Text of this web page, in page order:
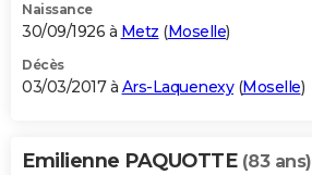
Naissance
30/09/1926 à Metz (Moselle)
Décès
03/03/2017 à Ars-Laquenexy(Moselle)
Emilienne PAQUOTTE (83 ans)